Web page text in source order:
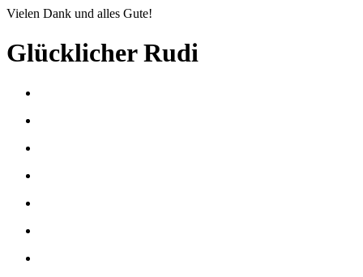
Vielen Dank und alles Gute!
Glücklicher Rudi